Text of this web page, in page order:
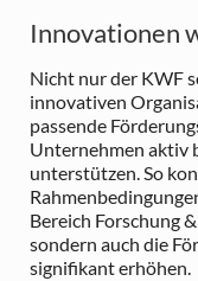
Innovationen
Nicht nur der KWF
innovativen
passende
Unternehmen aktiv
unterstützen. So
Bereich Forschung
sondern auch die
signifikant erhöhen.